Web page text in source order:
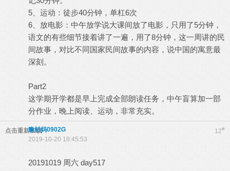
5、运动：徒步40分钟，单杠6次
6、放电影：中午放学说大课间放了电影，只用了5分钟，
语文的有些细节接着讲了一遍，用了8分钟，这一周讲的民
间故事，对比不同国家民间故事的内容，说中国的寓意最
深刻。
Part2
这学期开学都是早上完成全部朗读任务，中午盲算加一部
分作业，晚上阅读、运动，非常充实。
点击重新加载 12#
豫杉妈0902G
2019-10-20 18:45:53
20191019 周六 day517